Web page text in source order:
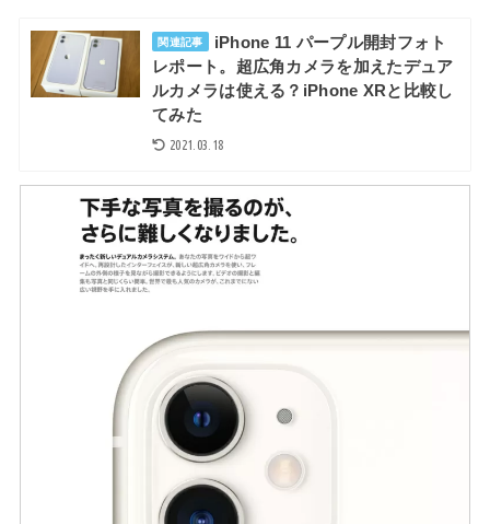
関連記事
iPhone 11 パープル開封フォト
レポート。超広角カメラを加えたデュア
ルカメラは使える？iPhone XRと比較し
てみた
2021.03.18